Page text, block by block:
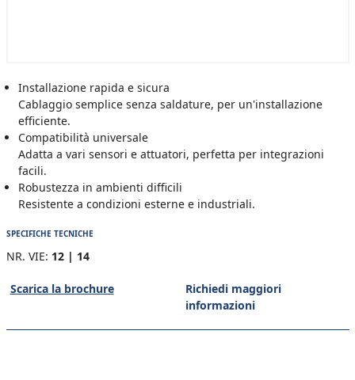
Installazione rapida e sicura
Cablaggio semplice senza saldature, per un'installazione
efficiente.
Compatibilità universale
Adatta a vari sensori e attuatori, perfetta per integrazioni
facili.
Robustezza in ambienti difficili
Resistente a condizioni esterne e industriali.
SPECIFICHE TECNICHE
NR. VIE: 12 | 14
Scarica la brochure
Richiedi maggiori
informazioni